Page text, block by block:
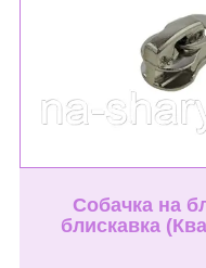
Собачка на
блискавка